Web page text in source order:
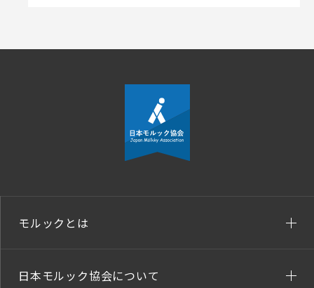
モルックとは
日本モルック協会について